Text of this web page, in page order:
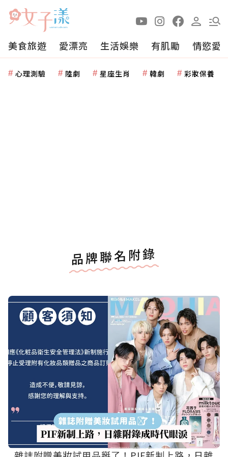
美食旅遊 愛漂亮 生活娛樂 有肌勵 情慾愛
心理測驗 陸劇 星座生肖 韓劇 彩妝保養
品牌聯名附錄